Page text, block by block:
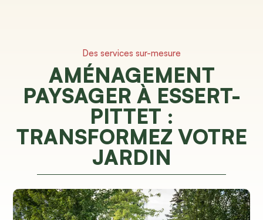
Des services sur-mesure
AMÉNAGEMENT
PAYSAGER À ESSERT-
PITTET :
TRANSFORMEZ VOTRE
JARDIN